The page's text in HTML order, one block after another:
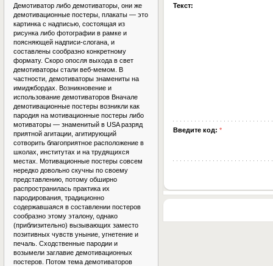
Текст:
Введите код: *
Демотиватор либо демотиваторы, они же
демотивационные постеры, плакаты — это
картинка с надписью, состоящая из
рисунка либо фотографии в рамке и
поясняющей надписи-слогана, и
составлены сообразно конкретному
формату. Скоро опосля выхода в свет
демотиваторы стали веб-мемом. В
частности, демотиваторы знамениты на
имиджбордах. Возникновение и
использование демотиваторов Вначале
демотивационные постеры возникли как
пародия на мотивационные постеры либо
мотиваторы — знаменитый в USA разряд
приятной агитации, агитирующий
сотворить благоприятное расположение в
школах, институтах и на трудящихся
местах. Мотивационные постеры совсем
нередко довольно скучны по своему
представлению, потому обширно
распространилась практика их
пародирования, традиционно
содержавшаяся в составлении постеров
сообразно этому эталону, однако
(приблизительно) вызывающих заместо
позитивных чувств уныние, угнетение и
печаль. Сходственные пародии и
возымели заглавие демотивационных
постеров. Потом тема демотиваторов